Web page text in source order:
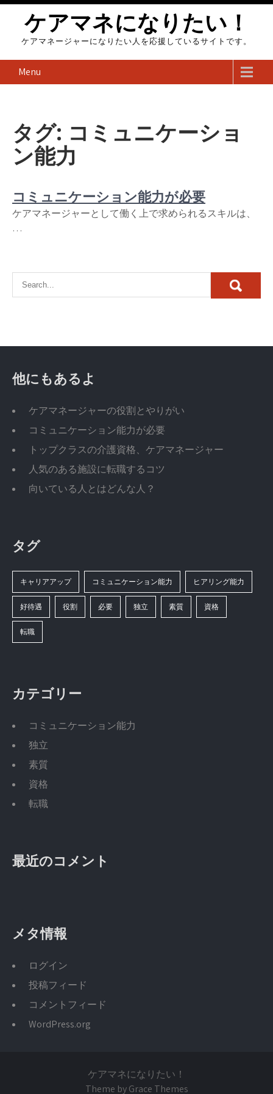
Skip
contentケアマネになりたい！
ケアマネージャーになりたい人を応援しているサイトです。
Menu
タグ: コミュニケーショ
ン能力
コミュニケーション能力が必要
ケアマネージャーとして働く上で求められるスキルは、
…
他にもあるよ
ケアマネージャーの役割とやりがい
コミュニケーション能力が必要
トップクラスの介護資格、ケアマネージャー
人気のある施設に転職するコツ
向いている人とはどんな人？
タグ
キャリアアップ コミュニケーション能力 ヒアリング能力
好待遇 役割 必要 独立 素質 資格
転職
カテゴリー
コミュニケーション能力
独立
素質
資格
転職
最近のコメント
メタ情報
ログイン
投稿フィード
コメントフィード
WordPress.org
ケアマネになりたい！
Theme by Grace Themes